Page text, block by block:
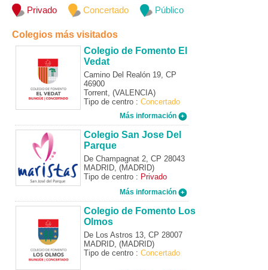
Privado Concertado Público
Colegios más visitados
Colegio de Fomento El
Vedat
Camino Del Realón 19, CP
46900
Torrent, (VALENCIA)
Tipo de centro : Concertado
Más información
Colegio San Jose Del
Parque
De Champagnat 2, CP 28043
MADRID, (MADRID)
Tipo de centro : Privado
Más información
Colegio de Fomento Los
Olmos
De Los Astros 13, CP 28007
MADRID, (MADRID)
Tipo de centro : Concertado